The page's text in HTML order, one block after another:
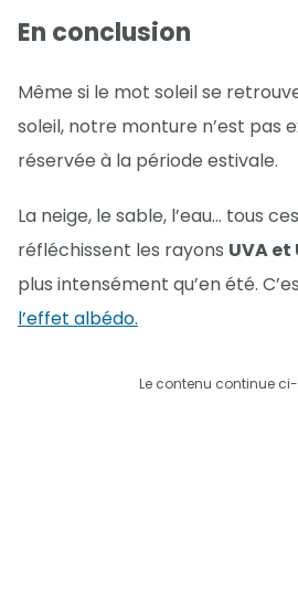
En conclusion
Même si le mot soleil se
soleil, notre monture n’est pas
réservée à la période estivale.
La neige, le sable, l’eau... tous
réfléchissent les rayons UVA et
plus intensément qu’en été.
l’effet albédo.
Le contenu continue